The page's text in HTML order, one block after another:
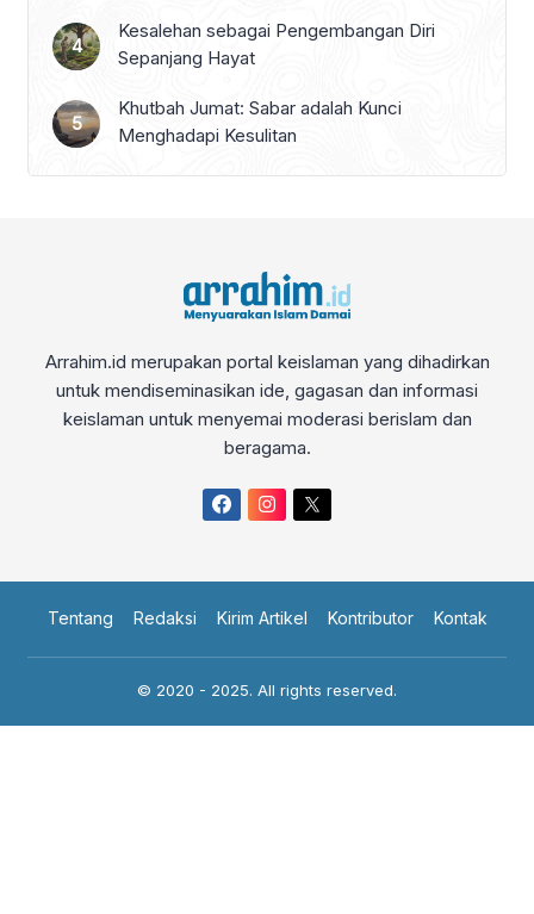
Kesalehan sebagai Pengembangan Diri
Sepanjang Hayat
Khutbah Jumat: Sabar adalah Kunci
Menghadapi Kesulitan
Arrahim.id merupakan portal keislaman yang dihadirkan
untuk mendiseminasikan ide, gagasan dan informasi
keislaman untuk menyemai moderasi berislam dan
beragama.
Tentang Redaksi Kirim Artikel Kontributor Kontak
© 2020 - 2025. All rights reserved.